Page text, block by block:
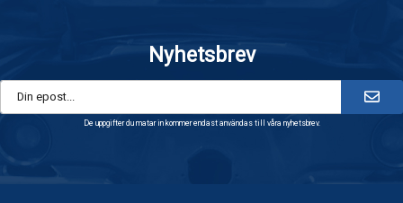
Nyhetsbrev
De uppgifter du matar in kommer endast användas till våra nyhetsbrev.